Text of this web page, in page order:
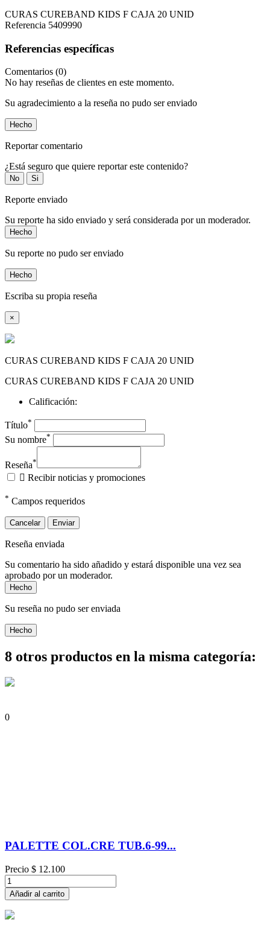
CURAS CUREBAND KIDS F CAJA 20 UNID
Referencia 5409990
Referencias específicas
Comentarios (0)
No hay reseñas de clientes en este momento.
Su agradecimiento a la reseña no pudo ser enviado
Hecho
Reportar comentario
¿Está seguro que quiere reportar este contenido?
No Si
Reporte enviado
Su reporte ha sido enviado y será considerada por un moderador.
Hecho
Su reporte no pudo ser enviado
Hecho
Escriba su propia reseña
×
CURAS CUREBAND KIDS F CAJA 20 UNID
CURAS CUREBAND KIDS F CAJA 20 UNID
Calificación:
Título*
Su nombre*
Reseña*
 Recibir noticias y promociones
* Campos requeridos
Cancelar Enviar
Reseña enviada
Su comentario ha sido añadido y estará disponible una vez sea
aprobado por un moderador.
Hecho
Su reseña no pudo ser enviada
Hecho
8 otros productos en la misma categoría:
0
PALETTE COL.CRE TUB.6-99...
Precio $ 12.100
Añadir al carrito